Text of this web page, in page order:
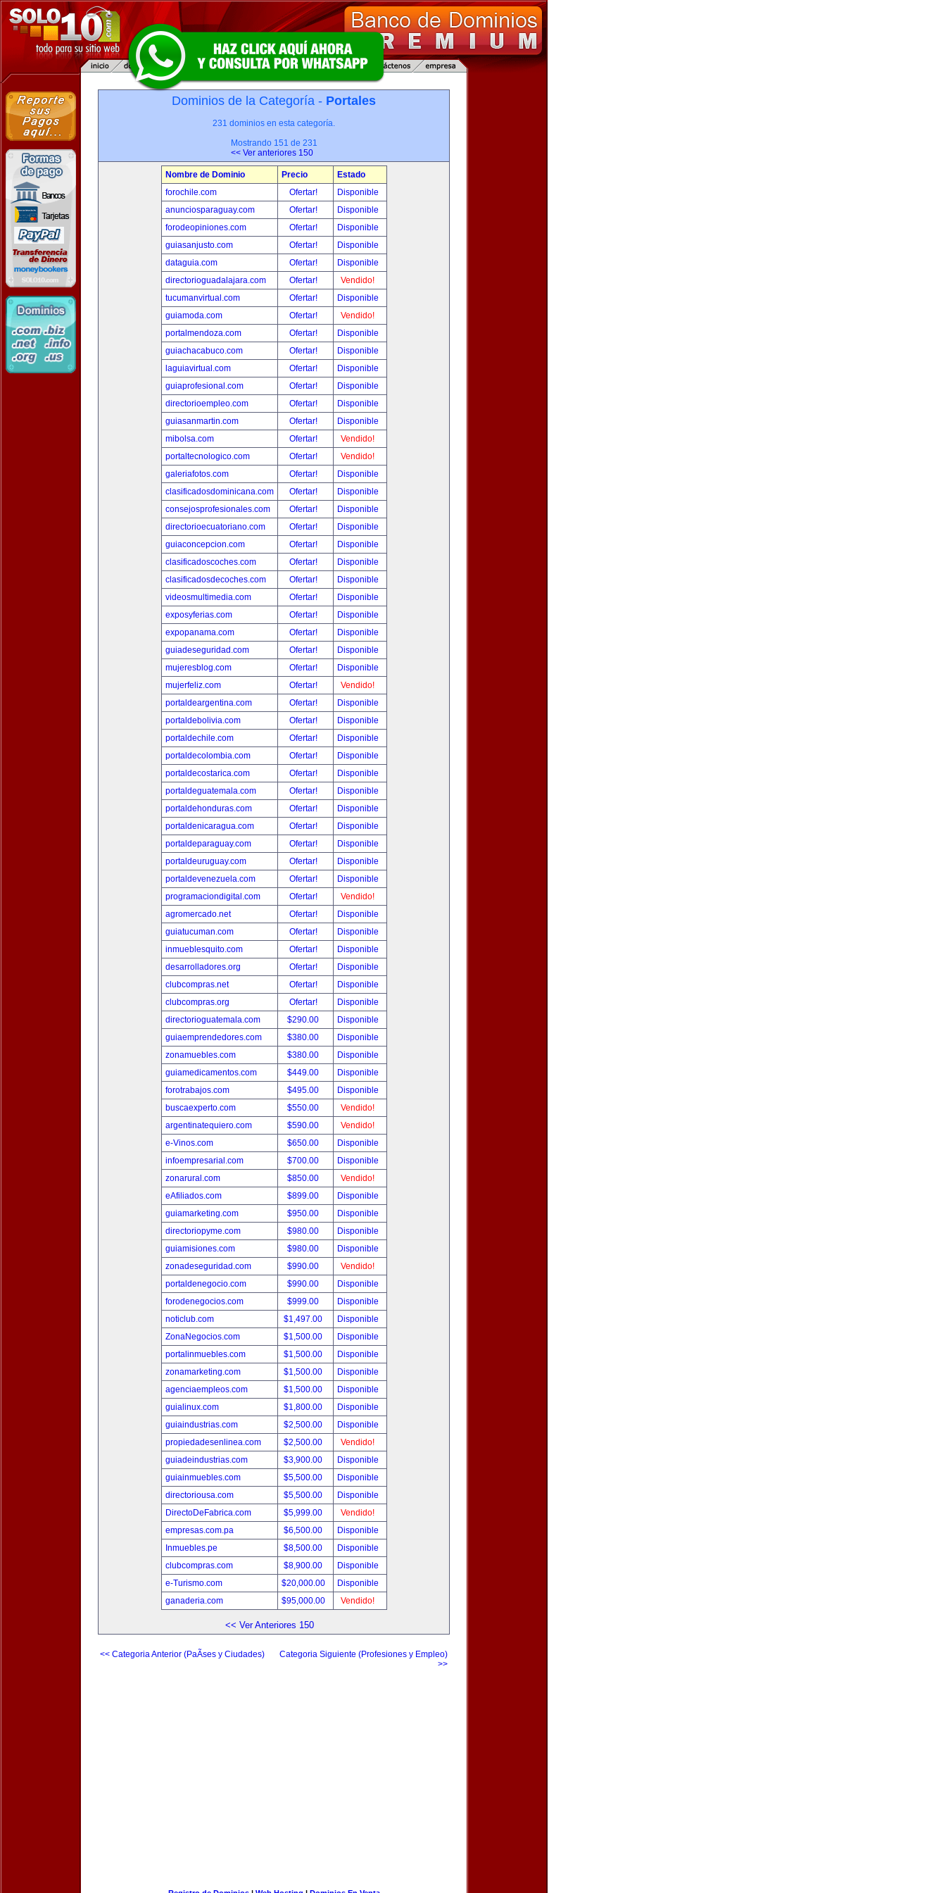
Dominios de la Categoría - Portales
231 dominios en esta categoría.
Mostrando 151 de 231
<< Ver anteriores 150
Nombre de Dominio Precio
Estado
forochile.com
Ofertar!
Disponible
anunciosparaguay.com
Ofertar!
Disponible
forodeopiniones.com
Ofertar!
Disponible
guiasanjusto.com
Ofertar!
Disponible
dataguia.com
Ofertar!
Disponible
directorioguadalajara.com
Ofertar!
Vendido!
tucumanvirtual.com
Ofertar!
Disponible
guiamoda.com
Ofertar!
Vendido!
portalmendoza.com
Ofertar!
Disponible
guiachacabuco.com
Ofertar!
Disponible
laguiavirtual.com
Ofertar!
Disponible
guiaprofesional.com
Ofertar!
Disponible
directorioempleo.com
Ofertar!
Disponible
guiasanmartin.com
Ofertar!
Disponible
mibolsa.com
Ofertar!
Vendido!
portaltecnologico.com
Ofertar!
Vendido!
galeriafotos.com
Ofertar!
Disponible
clasificadosdominicana.com
Ofertar!
Disponible
consejosprofesionales.com
Ofertar!
Disponible
directorioecuatoriano.com
Ofertar!
Disponible
guiaconcepcion.com
Ofertar!
Disponible
clasificadoscoches.com
Ofertar!
Disponible
clasificadosdecoches.com
Ofertar!
Disponible
videosmultimedia.com
Ofertar!
Disponible
exposyferias.com
Ofertar!
Disponible
expopanama.com
Ofertar!
Disponible
guiadeseguridad.com
Ofertar!
Disponible
mujeresblog.com
Ofertar!
Disponible
mujerfeliz.com
Ofertar!
Vendido!
portaldeargentina.com
Ofertar!
Disponible
portaldebolivia.com
Ofertar!
Disponible
portaldechile.com
Ofertar!
Disponible
portaldecolombia.com
Ofertar!
Disponible
portaldecostarica.com
Ofertar!
Disponible
portaldeguatemala.com
Ofertar!
Disponible
portaldehonduras.com
Ofertar!
Disponible
portaldenicaragua.com
Ofertar!
Disponible
portaldeparaguay.com
Ofertar!
Disponible
portaldeuruguay.com
Ofertar!
Disponible
portaldevenezuela.com
Ofertar!
Disponible
programaciondigital.com
Ofertar!
Vendido!
agromercado.net
Ofertar!
Disponible
guiatucuman.com
Ofertar!
Disponible
inmueblesquito.com
Ofertar!
Disponible
desarrolladores.org
Ofertar!
Disponible
clubcompras.net
Ofertar!
Disponible
clubcompras.org
Ofertar!
Disponible
directorioguatemala.com
$290.00
Disponible
guiaemprendedores.com
$380.00
Disponible
zonamuebles.com
$380.00
Disponible
guiamedicamentos.com
$449.00
Disponible
forotrabajos.com
$495.00
Disponible
buscaexperto.com
$550.00
Vendido!
argentinatequiero.com
$590.00
Vendido!
e-Vinos.com
$650.00
Disponible
infoempresarial.com
$700.00
Disponible
zonarural.com
$850.00
Vendido!
eAfiliados.com
$899.00
Disponible
guiamarketing.com
$950.00
Disponible
directoriopyme.com
$980.00
Disponible
guiamisiones.com
$980.00
Disponible
zonadeseguridad.com
$990.00
Vendido!
portaldenegocio.com
$990.00
Disponible
forodenegocios.com
$999.00
Disponible
noticlub.com
$1,497.00
Disponible
ZonaNegocios.com
$1,500.00
Disponible
portalinmuebles.com
$1,500.00
Disponible
zonamarketing.com
$1,500.00
Disponible
agenciaempleos.com
$1,500.00
Disponible
guialinux.com
$1,800.00
Disponible
guiaindustrias.com
$2,500.00
Disponible
propiedadesenlinea.com
$2,500.00
Vendido!
guiadeindustrias.com
$3,900.00
Disponible
guiainmuebles.com
$5,500.00
Disponible
directoriousa.com
$5,500.00
Disponible
DirectoDeFabrica.com
$5,999.00
Vendido!
empresas.com.pa
$6,500.00
Disponible
Inmuebles.pe
$8,500.00
Disponible
clubcompras.com
$8,900.00
Disponible
e-Turismo.com
$20,000.00
Disponible
ganaderia.com
$95,000.00 Vendido!
<< Ver Anteriores 150
<< Categoria Anterior (PaÃ­ses y Ciudades)
Categoria Siguiente (Profesiones y Empleo)
>>